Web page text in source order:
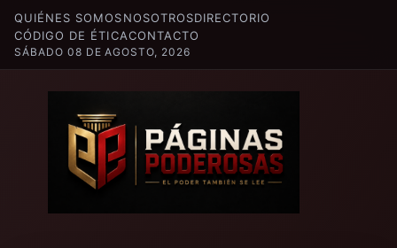
QUIÉNES SOMOSNOSOTROSDIRECTORIO
CÓDIGO DE ÉTICACONTACTO
SÁBADO 08 DE AGOSTO, 2026